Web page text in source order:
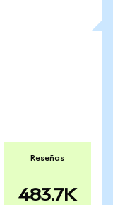
Reseñas
483.7K